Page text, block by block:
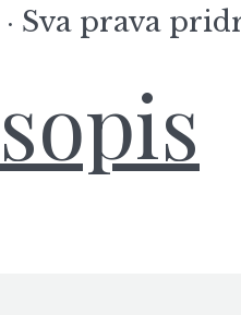
· Sva prava